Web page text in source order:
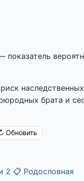
показатель
брата и
Обновить
2 📋 Родословная